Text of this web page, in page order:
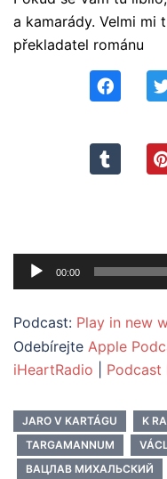
a kamarády. Velmi mi
překladatel románu
Audio
přehrávač
00:00
Podcast: Play in new
Odebírejte Apple
iHeartRadio
Podcast
JARO V KARTÁGU
K
TARGAMANNUM
ВАЦЛАВ МИХАЛЬСКИЙ